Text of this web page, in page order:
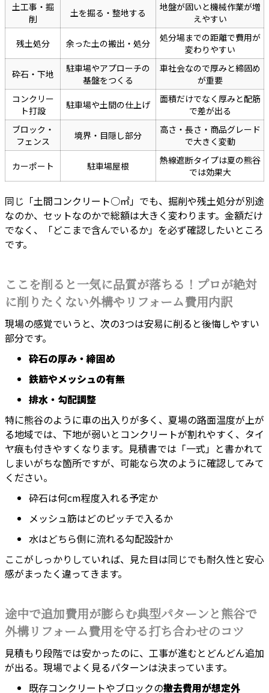
土工事・掘
削
土を掘る・整地する
地盤が固いと機械作業が増
えやすい
残土処分 余った土の搬出・処分
処分場までの距離で費用が
変わりやすい
砕石・下地
駐車場やアプローチの
基盤をつくる
車社会なので厚みと締固め
が重要
コンクリー
ト打設
駐車場や土間の仕上げ
面積だけでなく厚みと配筋
で差が出る
ブロック・
フェンス
境界・目隠し部分
高さ・長さ・商品グレード
で大きく変動
カーポート 駐車場屋根
熱線遮断タイプは夏の熊谷
では効果大
同じ「土間コンクリート○㎡」でも、掘削や残土処分が別途
なのか、セットなのかで総額は大きく変わります。金額だけ
でなく、「どこまで含んでいるか」を必ず確認したいところ
です。
ここを削ると一気に品質が落ちる！プロが絶対
に削りたくない外構やリフォーム費用内訳
現場の感覚でいうと、次の3つは安易に削ると後悔しやすい
部分です。
砕石の厚み・締固め
鉄筋やメッシュの有無
排水・勾配調整
特に熊谷のように車の出入りが多く、夏場の路面温度が上が
る地域では、下地が弱いとコンクリートが割れやすく、タイ
ヤ痕も付きやすくなります。見積書では「一式」と書かれて
しまいがちな箇所ですが、可能なら次のように確認してみて
ください。
砕石は何cm程度入れる予定か
メッシュ筋はどのピッチで入るか
水はどちら側に流れる勾配設計か
ここがしっかりしていれば、見た目は同じでも耐久性と安心
感がまったく違ってきます。
途中で追加費用が膨らむ典型パターンと熊谷で
外構リフォーム費用を守る打ち合わせのコツ
見積もり段階では安かったのに、工事が進むとどんどん追加
が出る。現場でよく見るパターンは決まっています。
既存コンクリートやブロックの撤去費用が想定外